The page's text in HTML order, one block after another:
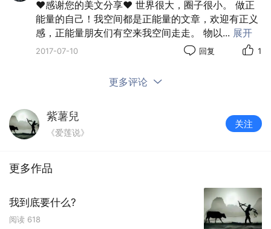
态的喲。干什么都是在谦让。再说, 那时候好像下意识
地, 感觉干个什么, 都会想着背后有个深远的, 伟岸的,
严肃的, 家乡。家乡的教诲可不是这样的, 或那样的
❤感谢您的美文分享❤ 世界很大，圈子很小。 做正
能量的自己！我空间都是正能量的文章，欢迎有正义
感，正能量朋友们有空来我空间走走。 物以... 展开
2017-07-10 回复 1
更多评论
紫薯兒
《爱莲说》
关注
更多作品
我到底要什么?
阅读 618